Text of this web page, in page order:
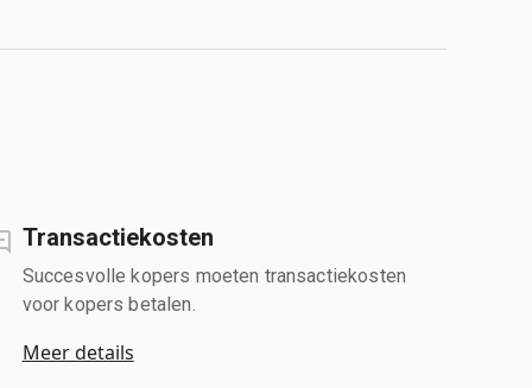
Transactiekosten
Succesvolle kopers moeten transactiekosten
voor kopers betalen.
Meer details